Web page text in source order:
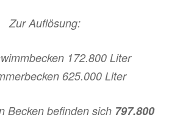
Zur Auflösung:
172.800 Liter
625.000 Liter
Becken befinden sich 797.800